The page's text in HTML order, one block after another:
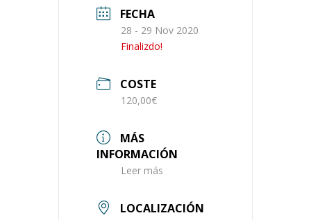
FECHA
28 - 29 Nov 2020
Finalizdo!
COSTE
120,00€
MÁS
INFORMACIÓN
Leer más
LOCALIZACIÓN